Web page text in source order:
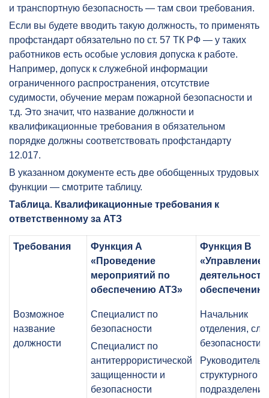
и транспортную безопасность — там свои требования.
Если вы будете вводить такую должность, то применять
профстандарт обязательно по ст. 57 ТК РФ — у таких
работников есть особые условия допуска к работе.
Например, допуск к служебной информации
ограниченного распространения, отсутствие
судимости, обучение мерам пожарной безопасности и
т.д. Это значит, что название должности и
квалификационные требования в обязательном
порядке должны соответствовать профстандарту
12.017.
В указанном документе есть две обобщенных трудовых
функции — смотрите таблицу.
Таблица. Квалификационные требования к
ответственному за АТЗ
Требования
Функция А
«Проведение
мероприятий по
обеспечению АТЗ»
Функция В
«Управление
обеспечению
Возможное
название
должности
Специалист по
безопасности
Специалист по
антитеррористической
защищенности и
безопасности
Начальник
отделения,
безопасности
Руководитель
структурного